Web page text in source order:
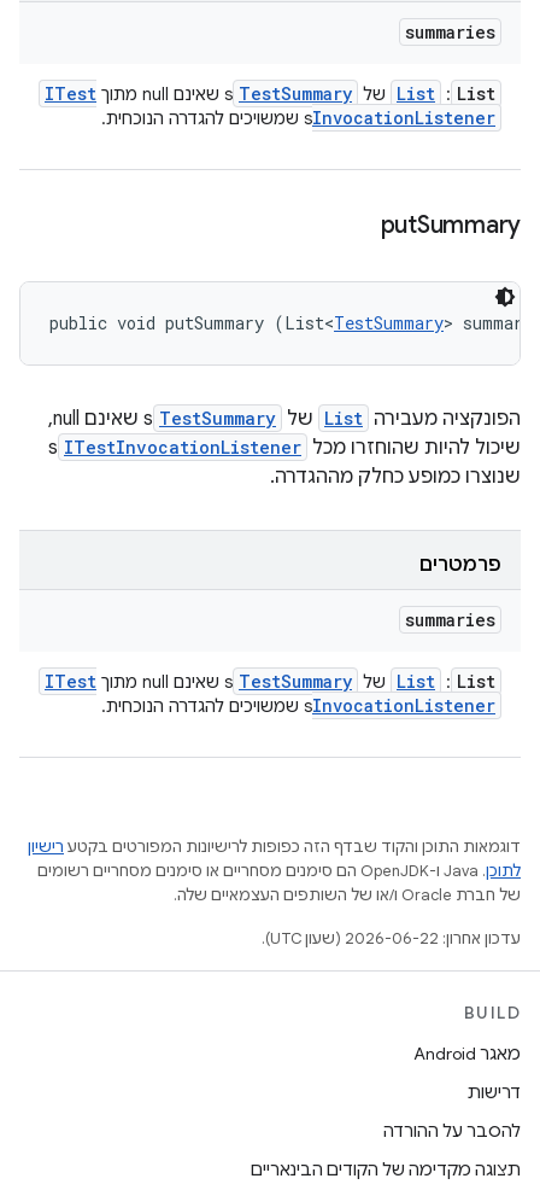
summaries
List
:
List של TestSummary s שאינם null מתוך
ITest
InvocationListener s שמשויכים להגדרה הנוכחית.
putSummary
public void putSummary (List<TestSummary>
הפונקציה מעבירה List של TestSummary
s שאינם null,
שיכול להיות שהוחזרו מכל ITestInvocationListener
s
שנוצרו כמופע כחלק מההגדרה.
פרמטרים
summaries
List
:
List של TestSummary s שאינם null מתוך
ITest
InvocationListener s שמשויכים להגדרה הנוכחית.
דוגמאות התוכן והקוד שבדף הזה כפופות לרישיונות המפורטים בקטע רישיון
לתוכן
.‏ Java ו-OpenJDK הם סימנים מסחריים או סימנים מסחריים רשומים
של חברת Oracle ו/או של השותפים העצמאיים שלה.
עדכון אחרון: 2026-06-22 (שעון UTC).
BUILD
מאגר Android
דרישות
להסבר על ההורדה
תצוגה מקדימה של הקודים הבינאריים